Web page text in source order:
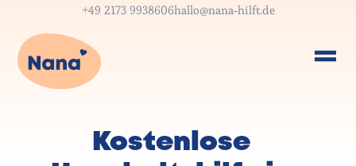
+49 2173 9938606hallo@nana-hilft.de
Kostenlose